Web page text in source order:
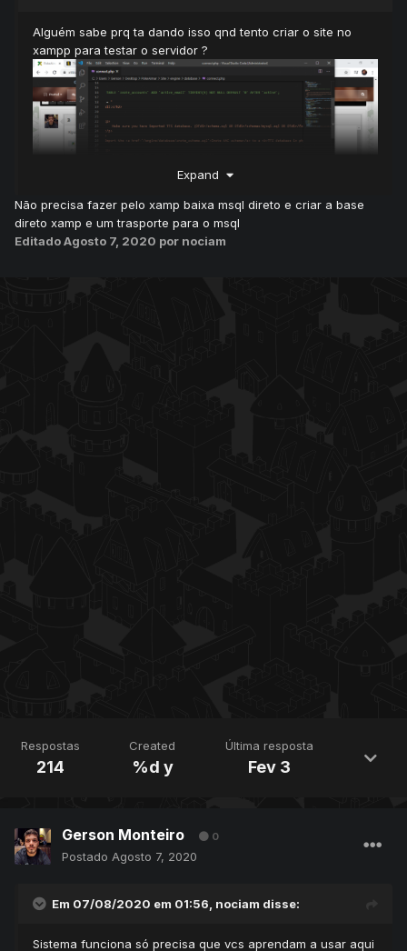
Alguém sabe prq ta dando isso qnd tento criar o site no
xampp para testar o servidor ?
Expand
Não precisa fazer pelo xamp baixa msql direto e criar a base
direto xamp e um trasporte para o msql
EditadoAgosto 7, 2020 por nociam
Respostas
214
Created
%d y
Última resposta
Fev 3
Gerson Monteiro 0
Postado Agosto 7, 2020
Em 07/08/2020 em 01:56, nociam disse:
Sistema funciona só precisa que vcs aprendam a usar aqui